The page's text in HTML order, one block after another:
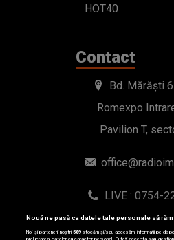
HOT40
Contact
Bd. Mărăști
Romexpo
Pavilion T,
LIVE : 0754-
WhatsApp:
Nouă ne pasă ca datele tale personale să
Noi și partenerii noștri589stocăm și/sau accesăm informații pe
prelucrarea datelor cu caracter personal. Puteți accepta sau